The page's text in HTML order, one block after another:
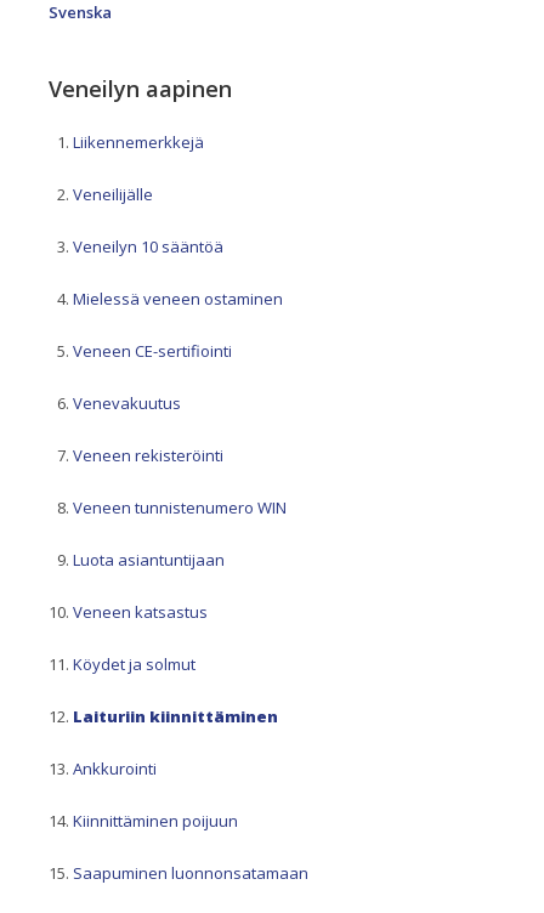
Svenska
Veneilyn aapinen
Liikennemerkkejä
Veneilijälle
Veneilyn 10 sääntöä
Mielessä veneen ostaminen
Veneen CE-sertifiointi
Venevakuutus
Veneen rekisteröinti
Veneen tunnistenumero WIN
Luota asiantuntijaan
Veneen katsastus
Köydet ja solmut
Laituriin kiinnittäminen
Ankkurointi
Kiinnittäminen poijuun
Saapuminen luonnonsatamaan